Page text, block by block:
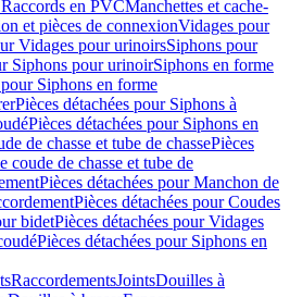
en PVCManchettes et cache-
et pièces de connexionVidages pour
Vidages pour urinoirsSiphons pour
Siphons pour urinoirSiphons en forme
Siphons en forme
Pièces détachées pour Siphons à
Pièces détachées pour Siphons en
de chasse et tube de chassePièces
coude de chasse et tube de
Pièces détachées pour Manchon de
Pièces détachées pour Coudes
bidetPièces détachées pour Vidages
Pièces détachées pour Siphons en
RaccordementsJointsDouilles à